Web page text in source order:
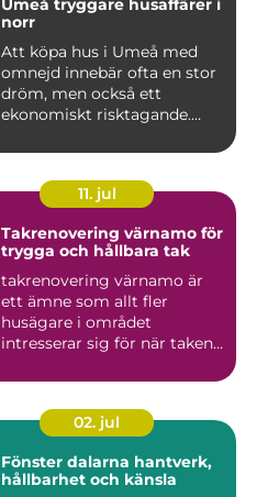
Umeå tryggare husaffärer i
norr
Att köpa hus i Umeå med
omnejd innebär ofta en stor
dröm, men också ett
ekonomiskt risktagande.
11. jul
Takrenovering värnamo för
trygga och hållbara tak
takrenovering värnamo är
ett ämne som allt fler
husägare i området
intresserar sig för när taken
02. jul
Fönster dalarna hantverk,
hållbarhet och känsla